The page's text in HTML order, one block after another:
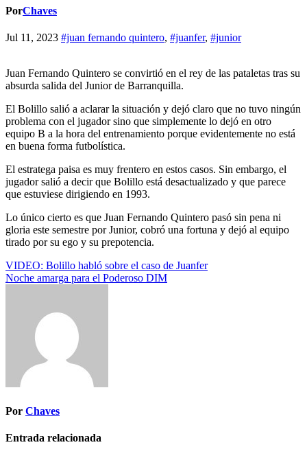
PorChaves
Jul 11, 2023 #juan fernando quintero, #juanfer, #junior
Juan Fernando Quintero se convirtió en el rey de las pataletas tras su
absurda salida del Junior de Barranquilla.
El Bolillo salió a aclarar la situación y dejó claro que no tuvo ningún
problema con el jugador sino que simplemente lo dejó en otro
equipo B a la hora del entrenamiento porque evidentemente no está
en buena forma futbolística.
El estratega paisa es muy frentero en estos casos. Sin embargo, el
jugador salió a decir que Bolillo está desactualizado y que parece
que estuviese dirigiendo en 1993.
Lo único cierto es que Juan Fernando Quintero pasó sin pena ni
gloria este semestre por Junior, cobró una fortuna y dejó al equipo
tirado por su ego y su prepotencia.
Navegación
de
VIDEO: Bolillo habló sobre el caso de Juanfer
Noche amarga para el Poderoso DIM
Por Chaves
Entrada relacionada